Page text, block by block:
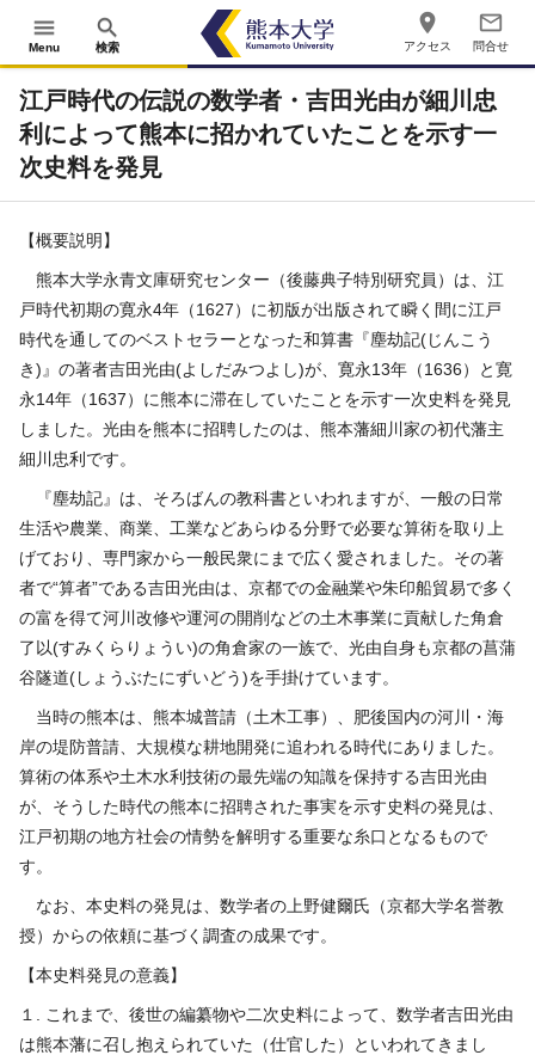
menu
Menu
search
検索
place
アクセス
mail_outline
問合せ
江戸時代の伝説の数学者・吉田光由が細川忠
利によって熊本に招かれていたことを示す一
次史料を発見
【概要説明】
熊本大学永青文庫研究センター（後藤典子特別研究員）は、江
戸時代初期の寛永4年（1627）に初版が出版されて瞬く間に江戸
時代を通してのベストセラーとなった和算書『塵劫記(じんこう
き) 』の著者吉田光由(よしだみつよし)が、寛永13年（1636）と寛
永14年（1637）に熊本に滞在していたことを示す一次史料を発見
しました。光由を熊本に招聘したのは、熊本藩細川家の初代藩主
細川忠利です。
『塵劫記』は、そろばんの教科書といわれますが、一般の日常
生活や農業、商業、工業などあらゆる分野で必要な算術を取り上
げており、専門家から一般民衆にまで広く愛されました。その著
者で“算者”である吉田光由は、京都での金融業や朱印船貿易で多く
の富を得て河川改修や運河の開削などの土木事業に貢献した角倉
了以(すみくらりょうい)の角倉家の一族で、光由自身も京都の菖蒲
谷隧道(しょうぶたにずいどう)を手掛けています。
当時の熊本は、熊本城普請（土木工事）、肥後国内の河川・海
岸の堤防普請、大規模な耕地開発に追われる時代にありました。
算術の体系や土木水利技術の最先端の知識を保持する吉田光由
が、そうした時代の熊本に招聘された事実を示す史料の発見は、
江戸初期の地方社会の情勢を解明する重要な糸口となるもので
す。
なお、本史料の発見は、数学者の上野健爾氏（京都大学名誉教
授）からの依頼に基づく調査の成果です。
【本史料発見の意義】
１
これまで、後世の編纂物や二次史料によって、数学者吉田光由
は熊本藩に召し抱えられていた（仕官した）といわれてきまし